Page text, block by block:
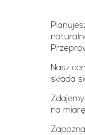
Nasz
składa
na